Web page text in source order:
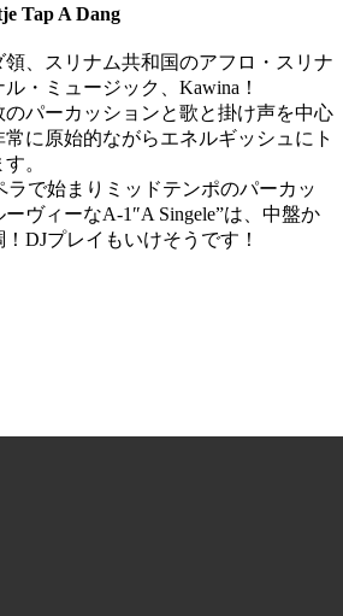
Tap A Dang
、スリナム共和国のアフロ・スリナ
・ミュージック、Kawina！
パーカッションと歌と掛け声を中心
に原始的ながらエネルギッシュにト
。
ラで始まりミッドテンポのパーカッ
ヴィーなA-1″A Singele”は、中盤か
DJプレイもいけそうです！